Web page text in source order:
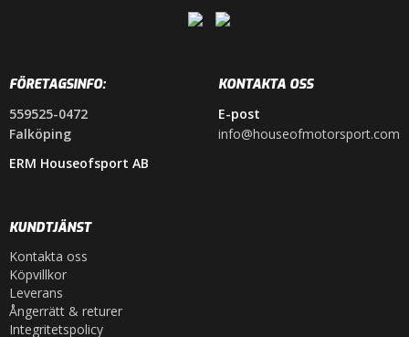
FÖRETAGSINFO:
559525-0472
Falköping
ERM Houseofsport AB
KONTAKTA OSS
E-post
info@houseofmotorsport.com
KUNDTJÄNST
Kontakta oss
Köpvillkor
Leverans
Ångerrätt & returer
Integritetspolicy